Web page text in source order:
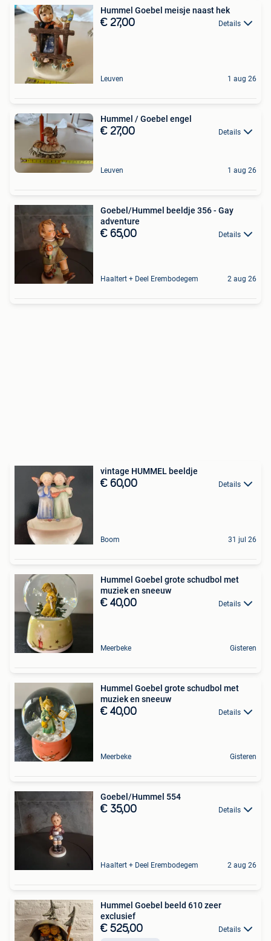
Hummel Goebel meisje naast hek
€ 27,00 Details
Leuven 1 aug 26
Hummel / Goebel engel
€ 27,00 Details
Leuven 1 aug 26
Goebel/Hummel beeldje 356 - Gay
adventure
€ 65,00 Details
Haaltert + Deel Erembodegem 2 aug 26
vintage HUMMEL beeldje
€ 60,00 Details
Boom 31 jul 26
Hummel Goebel grote schudbol met
muziek en sneeuw
€ 40,00 Details
Meerbeke Gisteren
Hummel Goebel grote schudbol met
muziek en sneeuw
€ 40,00 Details
Meerbeke Gisteren
Goebel/Hummel 554
€ 35,00 Details
Haaltert + Deel Erembodegem 2 aug 26
Hummel Goebel beeld 610 zeer
exclusief
€ 525,00 Details